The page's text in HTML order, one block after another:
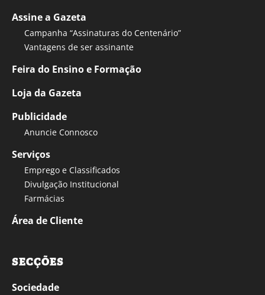
Assine a Gazeta
Campanha “Assinaturas do Centenário”
Vantagens de ser assinante
Feira do Ensino e Formação
Loja da Gazeta
Publicidade
Anuncie Connosco
Serviços
Emprego e Classificados
Divulgação Institucional
Farmácias
Área de Cliente
SECÇÕES
Sociedade